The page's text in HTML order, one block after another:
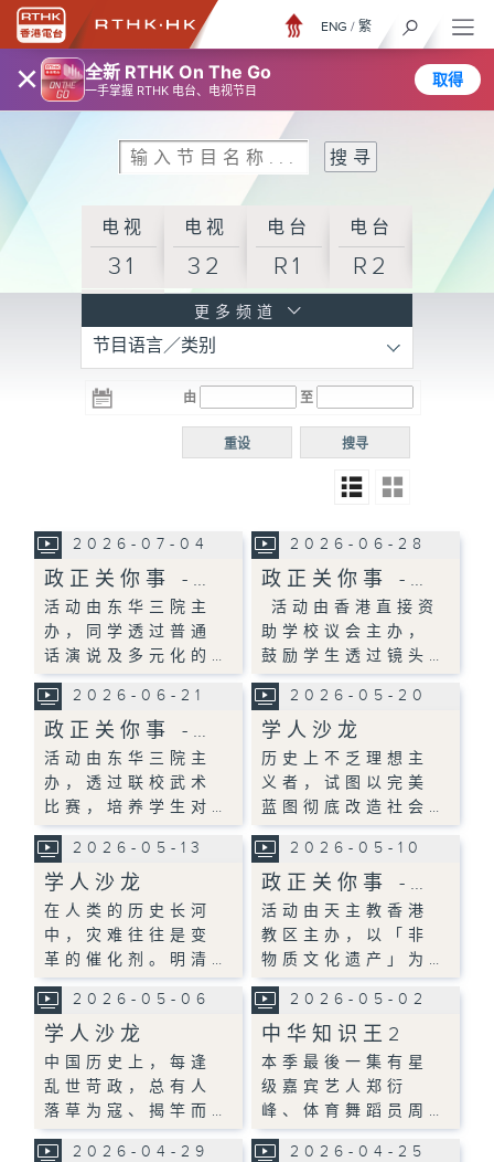
× 全新 RTHK On The Go
一手掌握 RTHK 电台、电视节目
取得
ENG / 繁
电视
31
电视
32
电台
R1
电台
R2
R3
电台 电台
R5
电台
普通
更多频道
节目语言／类别
由 至
搜寻
重设
2026-07-04
政正关你事 -…
活动由东华三院主
办，同学透过普通
话演说及多元化的…
2026-06-28
政正关你事 -…
活动由香港直接资
助学校议会主办，
鼓励学生透过镜头…
2026-06-21
政正关你事 -…
活动由东华三院主
办，透过联校武术
比赛，培养学生对…
2026-05-20
学人沙龙
历史上不乏理想主
义者，试图以完美
蓝图彻底改造社会…
2026-05-13
学人沙龙
在人类的历史长河
中，灾难往往是变
革的催化剂。明清…
2026-05-10
政正关你事 -…
活动由天主教香港
教区主办，以「非
物质文化遗产」为…
2026-05-06
学人沙龙
中国历史上，每逢
乱世苛政，总有人
落草为寇、揭竿而…
2026-05-02
中华知识王2
本季最後一集有星
级嘉宾艺人郑衍
峰、体育舞蹈员周…
2026-04-29 2026-04-25